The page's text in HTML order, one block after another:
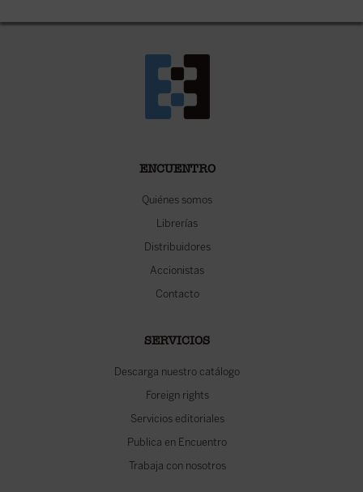
ENCUENTRO
Quiénes somos
Librerías
Distribuidores
Accionistas
Contacto
SERVICIOS
Descarga nuestro catálogo
Foreign rights
Servicios editoriales
Publica en Encuentro
Trabaja con nosotros